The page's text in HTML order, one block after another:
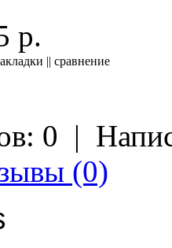
р.
|| сравнение
0 |
(0)